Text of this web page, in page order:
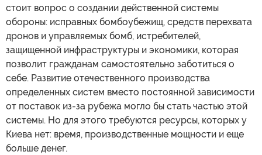
стоит вопрос о создании действенной системы
обороны: исправных бомбоубежищ, средств перехвата
дронов и управляемых бомб, истребителей,
защищенной инфраструктуры и экономики, которая
позволит гражданам самостоятельно заботиться о
себе. Развитие отечественного производства
определенных систем вместо постоянной зависимости
от поставок из-за рубежа могло бы стать частью этой
системы. Но для этого требуются ресурсы, которых у
Киева нет: время, производственные мощности и еще
больше денег.